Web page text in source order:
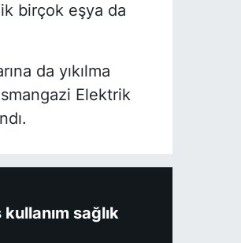
birçok eşya da
da yıkılma
Elektrik
sağlık